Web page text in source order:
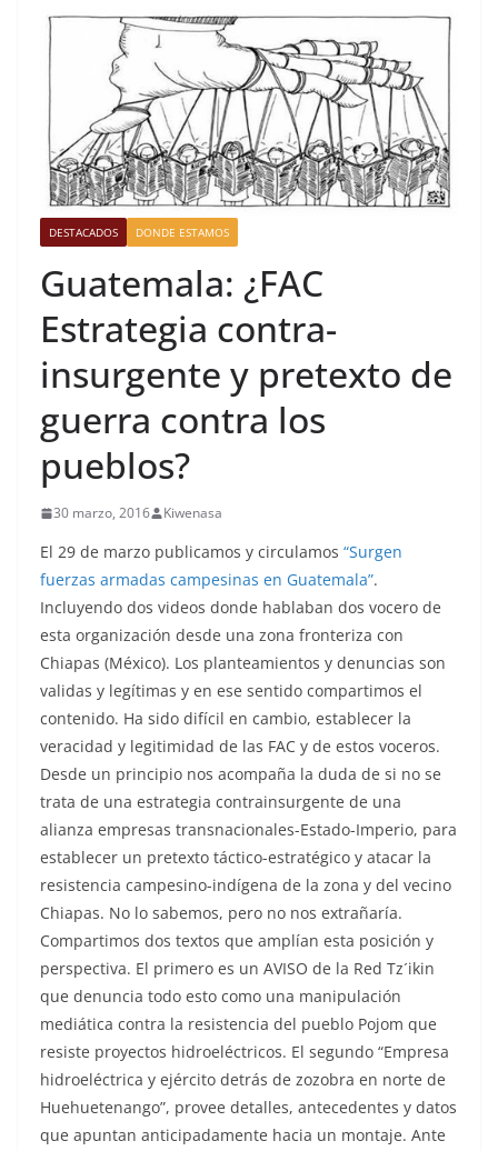
DESTACADOS DONDE ESTAMOS
Guatemala: ¿FAC
Estrategia contra-
insurgente y pretexto de
guerra contra los
pueblos?
30 marzo, 2016 Kiwenasa
El 29 de marzo publicamos y circulamos “Surgen
fuerzas armadas campesinas en Guatemala”.
Incluyendo dos videos donde hablaban dos vocero de
esta organización desde una zona fronteriza con
Chiapas (México). Los planteamientos y denuncias son
validas y legítimas y en ese sentido compartimos el
contenido. Ha sido difícil en cambio, establecer la
veracidad y legitimidad de las FAC y de estos voceros.
Desde un principio nos acompaña la duda de si no se
trata de una estrategia contrainsurgente de una
alianza empresas transnacionales-Estado-Imperio, para
establecer un pretexto táctico-estratégico y atacar la
resistencia campesino-indígena de la zona y del vecino
Chiapas. No lo sabemos, pero no nos extrañaría.
Compartimos dos textos que amplían esta posición y
perspectiva. El primero es un AVISO de la Red Tz´ikin
que denuncia todo esto como una manipulación
mediática contra la resistencia del pueblo Pojom que
resiste proyectos hidroeléctricos. El segundo “Empresa
hidroeléctrica y ejército detrás de zozobra en norte de
Huehuetenango”, provee detalles, antecedentes y datos
que apuntan anticipadamente hacia un montaje. Ante